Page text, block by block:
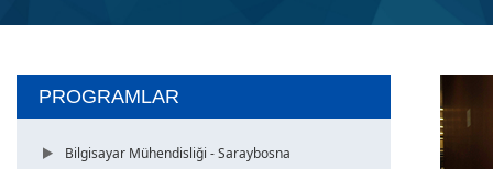
PROGRAMLAR
Bilgisayar Mühendisliği - Saraybosna